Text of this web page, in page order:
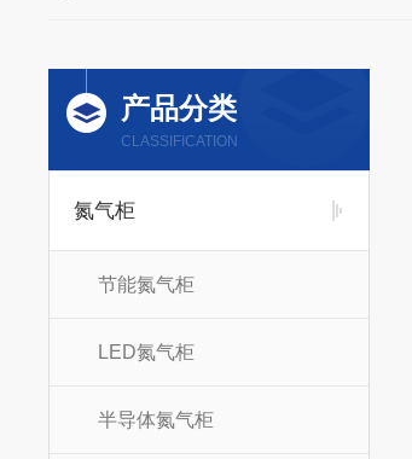
产品分类
CLASSIFICATION
氮气柜
节能氮气柜
LED氮气柜
半导体氮气柜